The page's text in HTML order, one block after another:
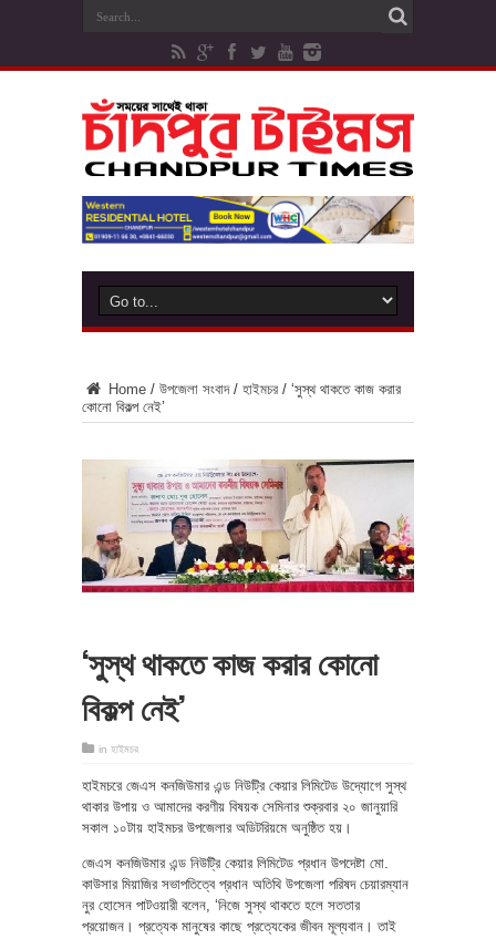
Home / উপজেলা সংবাদ / হাইমচর / ‘সুস্থ থাকতে কাজ করার
কোনো বিকল্প নেই’
‘সুস্থ থাকতে কাজ করার কোনো
বিকল্প নেই’
in হাইমচর
হাইমচরে জেএস কনজিউমার এন্ড নিউট্রি কেয়ার লিমিটেড উদ্যোগে সুস্থ
থাকার উপায় ও আমাদের করণীয় বিষয়ক সেমিনার শুক্রবার ২০ জানুয়ারি
সকাল ১০টায় হাইমচর উপজেলার অডিটরিয়মে অনুষ্ঠিত হয়।
জেএস কনজিউমার এন্ড নিউট্রি কেয়ার লিমিটেড প্রধান উপদেষ্টা মো.
কাউসার মিয়াজির সভাপতিত্বে প্রধান অতিথি উপজেলা পরিষদ চেয়ারম্যান
নুর হোসেন পাটওয়ারী বলেন, ‘নিজে সুস্থ থাকতে হলে সততার
প্রয়োজন। প্রত্যেক মানুষের কাছে প্রত্যেকের জীবন মূল্যবান। তাই